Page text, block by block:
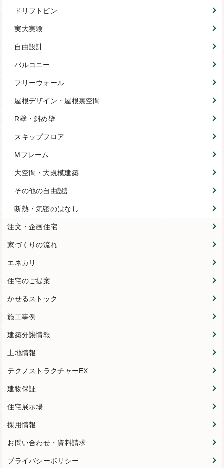
ドリフトピン
実大実験
自由設計
バルコニー
フリーウォール
屋根デザイン・屋根裏空間
R壁・斜め壁
スキップフロア
Mフレーム
大空間・大規模建築
その他の自由設計
断熱・気密のはなし
注文・企画住宅
家づくりの流れ
エネカリ
住宅のご提案
かせるストック
施工事例
建築分譲情報
土地情報
テクノストラクチャーEX
建物保証
住宅展示場
採用情報
お問い合わせ・資料請求
プライバシーポリシー